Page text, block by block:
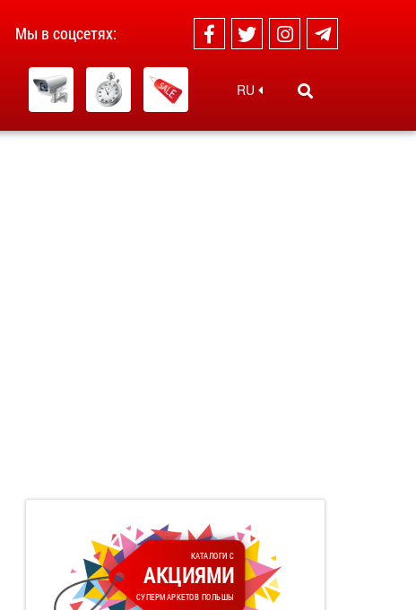
Мы в соцсетях:
RU
КАТАЛОГИ С
АКЦИЯМИ
СУПЕРМАРКЕТОВ ПОЛЬШЫ